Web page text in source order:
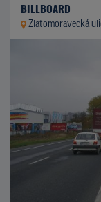
BILLBOARD
Zlatomoravecká